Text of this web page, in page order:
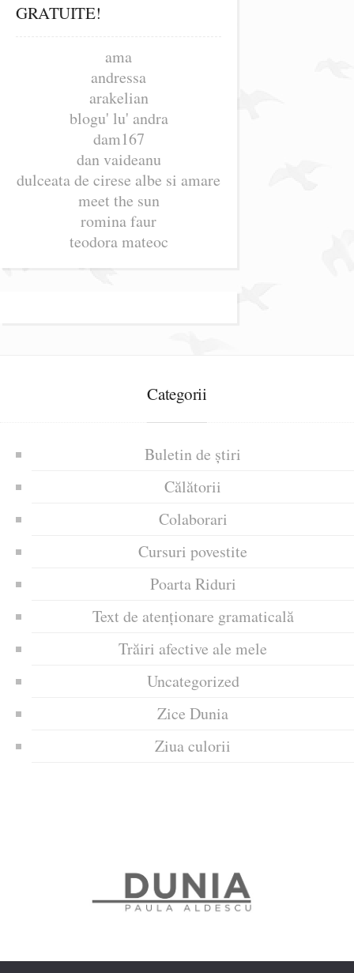
GRATUITE!
ama
andressa
arakelian
blogu' lu' andra
dam167
dan vaideanu
dulceata de cirese albe si amare
meet the sun
romina faur
teodora mateoc
Categorii
Buletin de știri
Călătorii
Colaborari
Cursuri povestite
Poarta Riduri
Text de atenționare gramaticală
Trăiri afective ale mele
Uncategorized
Zice Dunia
Ziua culorii